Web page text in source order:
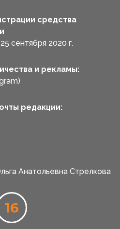
средства
сентября 2020 г.
и рекламы:
редакции:
Анатольевна Стрелкова
16